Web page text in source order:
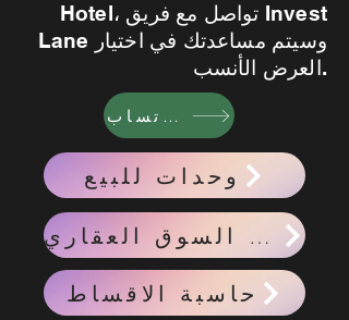
Hotel، تواصل مع فريق Invest
Lane وسيتم مساعدتك في اختيار
العرض الأنسب.
واتساب
وحدات للبيع
احدث اخبار السوق العقاري
حاسبة الاقساط